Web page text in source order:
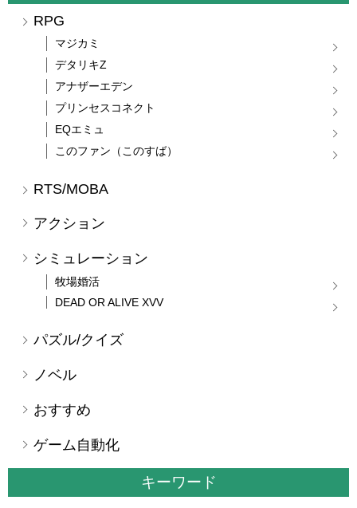
RPG
マジカミ
デタリキZ
アナザーエデン
プリンセスコネクト
EQエミュ
このファン（このすば）
RTS/MOBA
アクション
シミュレーション
牧場婚活
DEAD OR ALIVE XVV
パズル/クイズ
ノベル
おすすめ
ゲーム自動化
キーワード